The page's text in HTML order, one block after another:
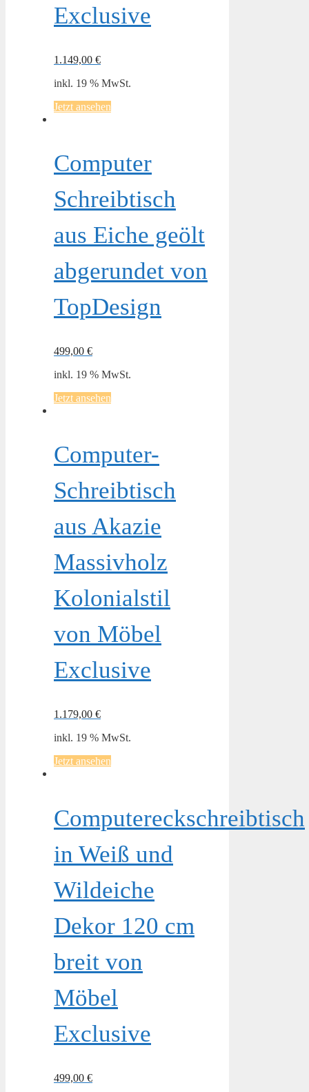
Exclusive
1.149,00 €
inkl. 19 % MwSt.
Jetzt ansehen
Computer
Schreibtisch
aus Eiche geölt
abgerundet von
TopDesign
499,00 €
inkl. 19 % MwSt.
Jetzt ansehen
Computer-
Schreibtisch
aus Akazie
Massivholz
Kolonialstil
von Möbel
Exclusive
1.179,00 €
inkl. 19 % MwSt.
Jetzt ansehen
Computereckschreibtisch
in Weiß und
Wildeiche
Dekor 120 cm
breit von
Möbel
Exclusive
499,00 €